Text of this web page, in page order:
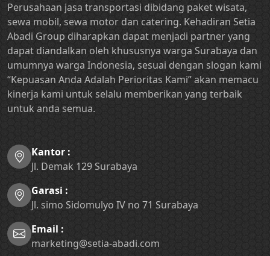
Perusahaan jasa transportasi dibidang paket wisata,
sewa mobil, sewa motor dan catering. Kehadiran Setia
Abadi Group diharapkan dapat menjadi partner yang
dapat diandalkan oleh khususnya warga Surabaya dan
umumnya warga Indonesia, sesuai dengan slogan kami
“Kepuasan Anda Adalah Perioritas Kami” akan memacu
kinerja kami untuk selalu memberikan yang terbaik
untuk anda semua.
Kantor :
Jl. Demak 129 Surabaya
Garasi :
Jl. simo Sidomulyo IV no 71 Surabaya
Email :
marketing@setia-abadi.com